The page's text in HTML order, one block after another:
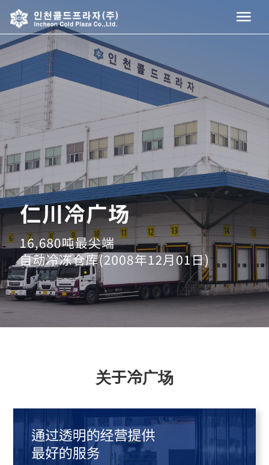
关于冷广场